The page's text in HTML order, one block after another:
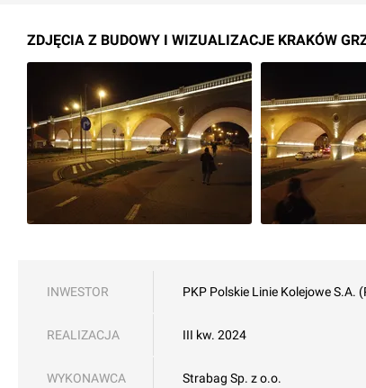
ZDJĘCIA Z BUDOWY I WIZUALIZACJE KRAKÓW
INWESTOR PKP Polskie Linie Kolejowe S.A.
REALIZACJA III kw. 2024
WYKONAWCA Strabag Sp. z o.o.